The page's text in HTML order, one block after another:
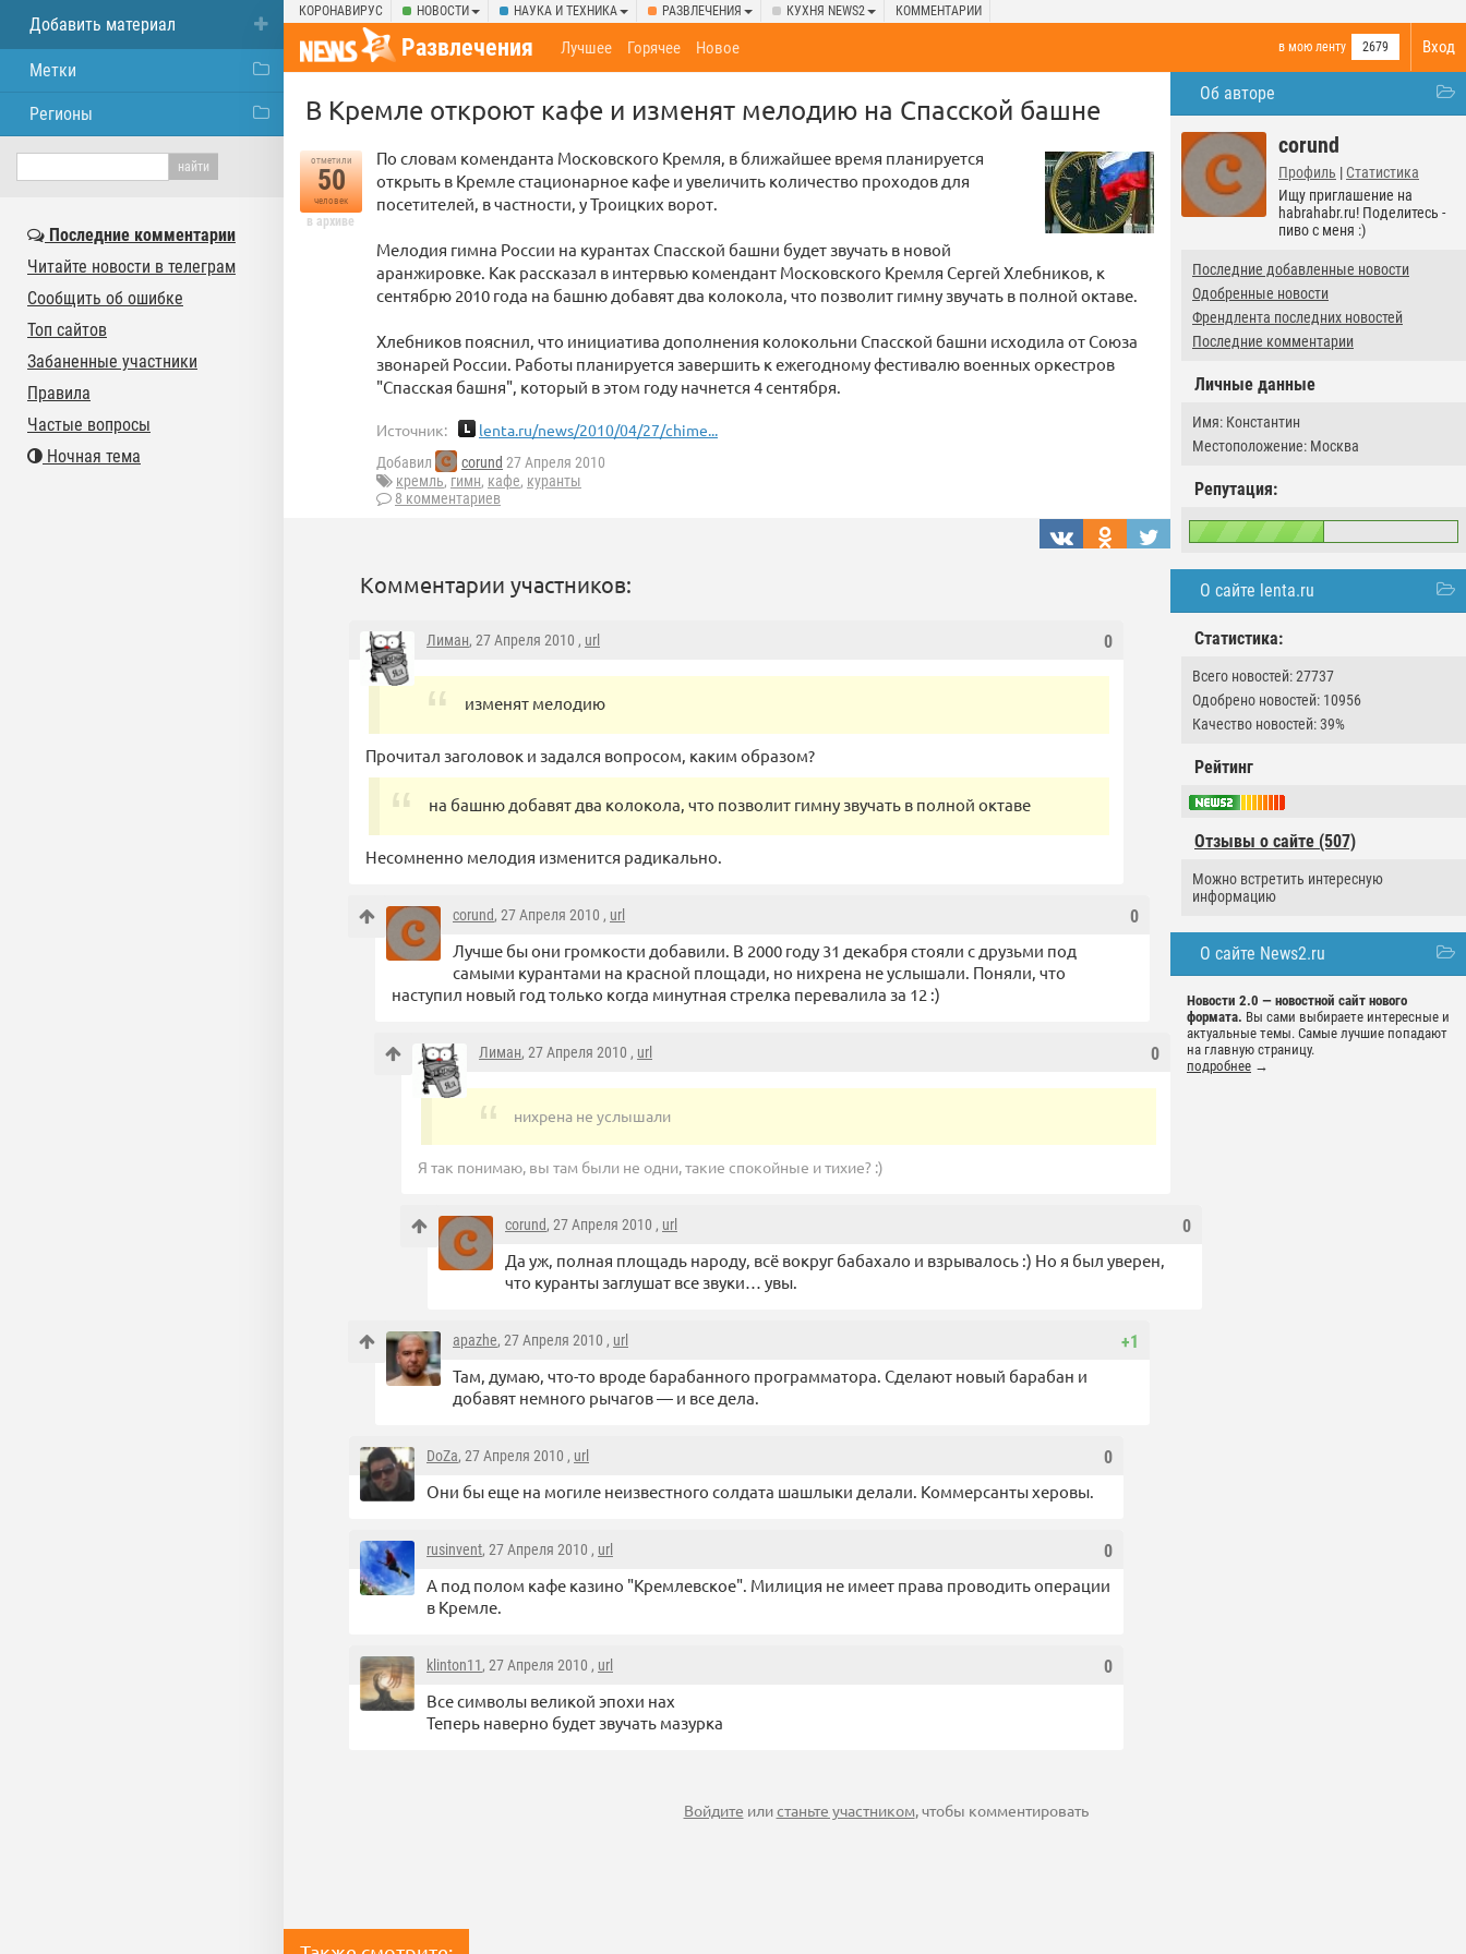
КОРОНАВИРУС НОВОСТИ НАУКА И ТЕХНИКА РАЗВЛЕЧЕНИЯ КУХНЯ NEWS2 КОММЕНТАРИИ
Вход
Развлечения в мою ленту 2679
Лучшее Горячее Новое
Об авторе
corund
Профиль | Статистика
Ищу приглашение на
habrahabr.ru! Поделитесь -
пиво с меня :)
Последние добавленные новости
Одобренные новости
Френдлента последних новостей
Последние комментарии
Личные данные
Имя: Константин
Местоположение: Москва
Репутация:
О сайте lenta.ru
Статистика:
Всего новостей: 27737
Одобрено новостей: 10956
Качество новостей: 39%
Рейтинг
Отзывы о сайте (507)
Можно встретить интересную
информацию
О сайте News2.ru
Новости 2.0 — новостной сайт нового
формата. Вы сами выбираете интересные и
актуальные темы. Самые лучшие попадают
на главную страницу.
подробнее →
В Кремле откроют кафе и изменят мелодию на Спасской башне
отметили
50
человек
в архиве
По словам коменданта Московского Кремля, в ближайшее время планируется
открыть в Кремле стационарное кафе и увеличить количество проходов для
посетителей, в частности, у Троицких ворот.
Мелодия гимна России на курантах Спасской башни будет звучать в новой
аранжировке. Как рассказал в интервью комендант Московского Кремля Сергей Хлебников, к
сентябрю 2010 года на башню добавят два колокола, что позволит гимну звучать в полной октаве.
Хлебников пояснил, что инициатива дополнения колокольни Спасской башни исходила от Союза
звонарей России. Работы планируется завершить к ежегодному фестивалю военных оркестров
"Спасская башня", который в этом году начнется 4 сентября.
Источник: lenta.ru/news/2010/04/27/chime...
Добавил corund 27 Апреля 2010
кремль, гимн, кафе, куранты
8 комментариев
Комментарии участников:
0
Лиман, 27 Апреля 2010 , url
изменят мелодию
Прочитал заголовок и задался вопросом, каким образом?
на башню добавят два колокола, что позволит гимну звучать в полной октаве
Несомненно мелодия изменится радикально.
0
corund, 27 Апреля 2010 , url
Лучше бы они громкости добавили. В 2000 году 31 декабря стояли с друзьми под
самыми курантами на красной площади, но нихрена не услышали. Поняли, что
наступил новый год только когда минутная стрелка перевалила за 12 :)
0
Лиман, 27 Апреля 2010 , url
нихрена не услышали
Я так понимаю, вы там были не одни, такие спокойные и тихие? :)
0
corund, 27 Апреля 2010 , url
Да уж, полная площадь народу, всё вокруг бабахало и взрывалось :) Но я был уверен,
что куранты заглушат все звуки… увы.
+1
apazhe, 27 Апреля 2010 , url
Там, думаю, что-то вроде барабанного программатора. Сделают новый барабан и
добавят немного рычагов — и все дела.
0
DoZa, 27 Апреля 2010 , url
Они бы еще на могиле неизвестного солдата шашлыки делали. Коммерсанты херовы.
0
rusinvent, 27 Апреля 2010 , url
А под полом кафе казино "Кремлевское". Милиция не имеет права проводить операции
в Кремле.
0
klinton11, 27 Апреля 2010 , url
Все символы великой эпохи нах
Теперь наверно будет звучать мазурка
Войдите илистаньте участником, чтобы комментировать
Добавить материал
Метки
Регионы
Последние комментарии
Читайте новости в телеграм
Сообщить об ошибке
Топ сайтов
Забаненные участники
Правила
Частые вопросы
Ночная тема